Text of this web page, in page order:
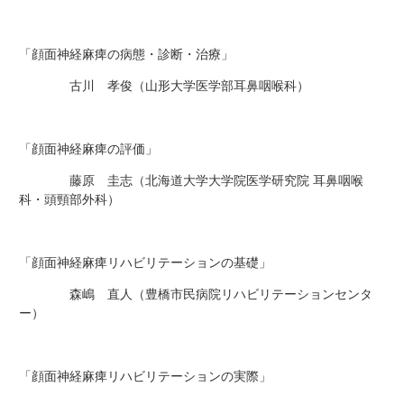
「顔面神経麻痺の病態・診断・治療」
古川 孝俊（山形大学医学部耳鼻咽喉科）
「顔面神経麻痺の評価」
藤原 圭志（北海道大学大学院医学研究院 耳鼻咽喉
科・頭頸部外科）
「顔面神経麻痺リハビリテーションの基礎」
森嶋 直人（豊橋市民病院リハビリテーションセンタ
ー）
「顔面神経麻痺リハビリテーションの実際」